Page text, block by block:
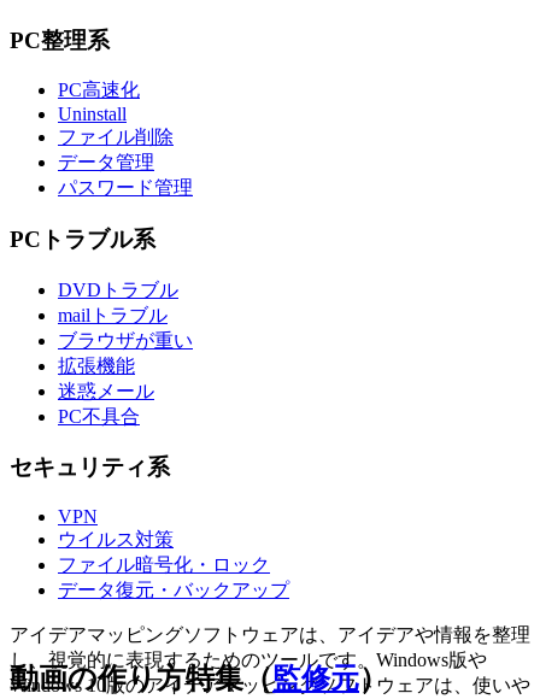
PC整理系
PC高速化
Uninstall
ファイル削除
データ管理
パスワード管理
PCトラブル系
DVDトラブル
mailトラブル
ブラウザが重い
拡張機能
迷惑メール
PC不具合
セキュリティ系
VPN
ウイルス対策
ファイル暗号化・ロック
データ復元・バックアップ
アイデアマッピングソフトウェアは、アイデアや情報を整理
し、視覚的に表現するためのツールです。Windows版や
Windows 10版のアイデアマッピングソフトウェアは、使いや
動画の作り方特集（監修元）